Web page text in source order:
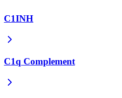
C1INH
C1q Complement